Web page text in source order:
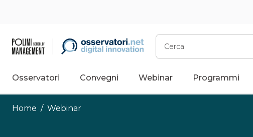
Cerca
Osservatori Convegni Webinar Programmi
Home / Webinar